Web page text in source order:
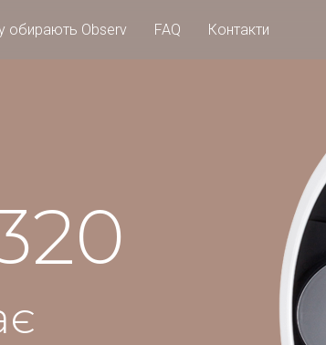
обирають Observ FAQ Контакти